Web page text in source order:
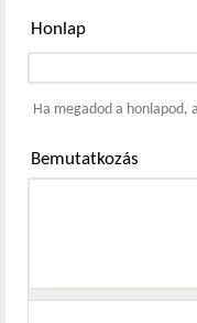
Honlap
Ha megadod a honlapod,
Bemutatkozás